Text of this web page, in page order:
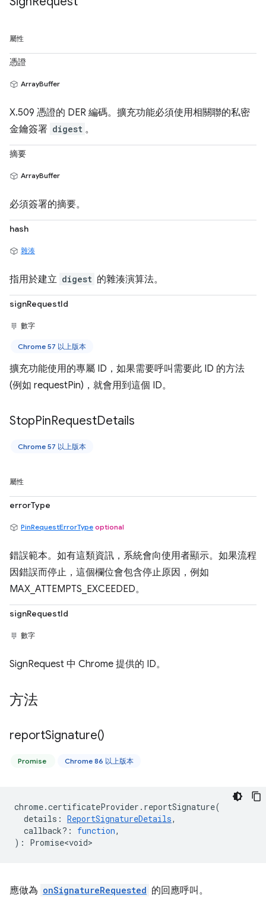
屬性
憑證
ArrayBuffer
X.509 憑證的 DER 編碼。擴充功能必須使用相關聯的私密
金鑰簽署 digest 。
摘要
ArrayBuffer
必須簽署的摘要。
hash
雜湊
指用於建立 digest 的雜湊演算法。
signRequestId
數字
Chrome 57 以上版本
擴充功能使用的專屬 ID，如果需要呼叫需要此 ID 的方法
(例如 requestPin)，就會用到這個 ID。
StopPinRequestDetails
Chrome 57 以上版本
屬性
errorType
PinRequestErrorType optional
錯誤範本。如有這類資訊，系統會向使用者顯示。如果流程
因錯誤而停止，這個欄位會包含停止原因，例如
MAX_ATTEMPTS_EXCEEDED。
signRequestId
數字
SignRequest 中 Chrome 提供的 ID。
方法
reportSignature()
Promise Chrome 86 以上版本
chrome.certificateProvider . reportSignature(
details : ReportSignatureDetails,
callback? : function,
) : Promise<void>
應做為 onSignatureRequested 的回應呼叫。